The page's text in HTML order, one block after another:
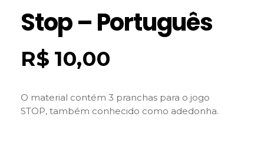
Stop – Português
R$ 10,00
O material contém 3 pranchas para o jogo
STOP, também conhecido como adedonha.